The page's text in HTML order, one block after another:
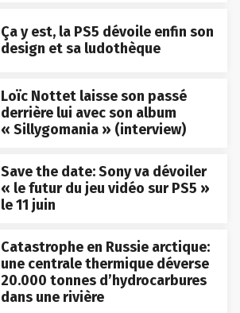
Ça y est, la PS5 dévoile enfin son
design et sa ludothèque
Loïc Nottet laisse son passé
derrière lui avec son album
« Sillygomania » (interview)
Save the date: Sony va dévoiler
« le futur du jeu vidéo sur PS5 »
le 11 juin
Catastrophe en Russie arctique:
une centrale thermique déverse
20.000 tonnes d’hydrocarbures
dans une rivière